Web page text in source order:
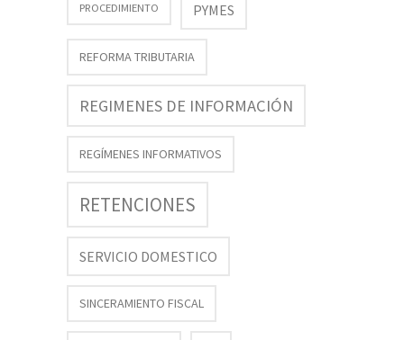
PROCEDIMIENTO PYMES
REFORMA TRIBUTARIA
REGIMENES DE INFORMACIÓN
REGÍMENES INFORMATIVOS
RETENCIONES
SERVICIO DOMESTICO
SINCERAMIENTO FISCAL